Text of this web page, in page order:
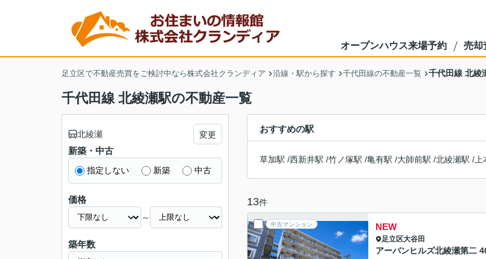
オープンハウス来場予約 売却
足立区で不動産売買をご検討中なら株式会社クランディア 沿線・駅から探す 千代田線の不動産一覧 千代田線 北綾
千代田線 北綾瀬駅の不動産一覧
おすすめの駅
草加駅 /西新井駅 /竹ノ塚駅 /亀有駅 /大師前駅 /北綾瀬駅 /
13件
中古マンション NEW
足立区大谷田
アーバンヒルズ北綾瀬第二
北綾瀬 変更
新築・中古
指定しない 新築 中古
価格
～
築年数